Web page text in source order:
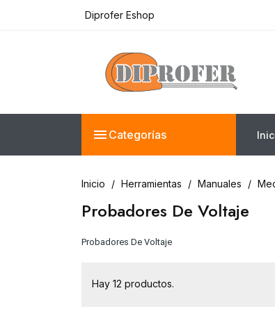
Diprofer Eshop
Diprofer Eshop
 Categorías
Inicio Herramientas Manuales
Probadores De Voltaje
Probadores De Voltaje
Hay 12 productos.